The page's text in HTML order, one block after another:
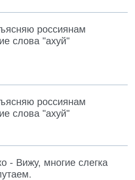
россиянам
слова "ахуй"
россиянам
слова "ахуй"
- Вижу, многие слегка